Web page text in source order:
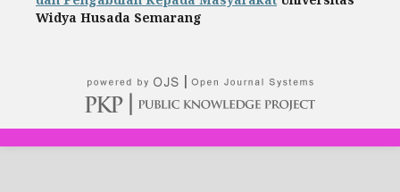
Widya Husada Semarang